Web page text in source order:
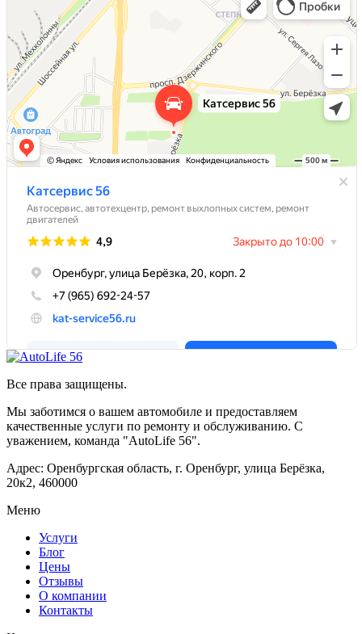
Все права защищены.
Мы заботимся о вашем автомобиле и предоставляем
качественные услуги по ремонту и обслуживанию. С
уважением, команда "AutoLife 56".
Адрес: Оренбургская область, г. Оренбург, улица Берёзка,
20к2, 460000
Меню
Услуги
Блог
Цены
Отзывы
О компании
Контакты